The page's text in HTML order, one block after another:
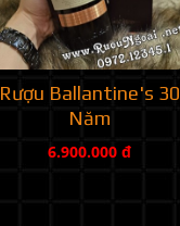
Rượu Ballantine's 30
Năm
6.900.000 đ